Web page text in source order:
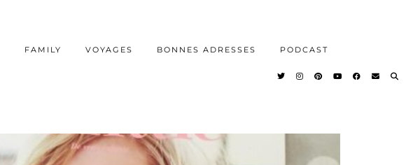
FAMILY VOYAGES BONNES ADRESSES PODCAST